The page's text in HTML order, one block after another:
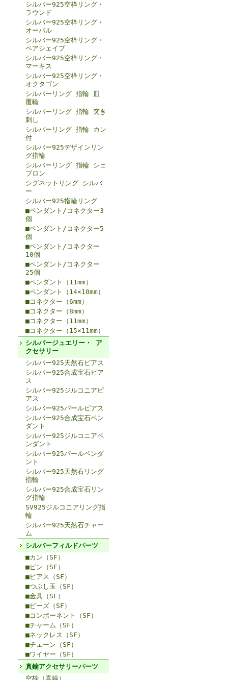
シルバー925空枠リング・
ラウンド
シルバー925空枠リング・
オーバル
シルバー925空枠リング・
ペアシェイプ
シルバー925空枠リング・
マーキス
シルバー925空枠リング・
オクタゴン
シルバーリング 指輪 皿
覆輪
シルバーリング 指輪 突き
刺し
シルバーリング 指輪 カン
付
シルバー925デザインリン
グ指輪
シルバーリング 指輪 シェ
ブロン
シグネットリング シルバ
ー
シルバー925指輪リング
■ペンダント/コネクター3
個
■ペンダント/コネクター5
個
■ペンダント/コネクター
10個
■ペンダント/コネクター
25個
■ペンダント（11mm）
■ペンダント（14×10mm）
■コネクター（6mm）
■コネクター（8mm）
■コネクター（11mm）
■コネクター（15×11mm）
シルバージュエリー・ ア
クセサリー
シルバー925天然石ピアス
シルバー925合成宝石ピア
ス
シルバー925ジルコニアピ
アス
シルバー925パールピアス
シルバー925合成宝石ペン
ダント
シルバー925ジルコニアペ
ンダント
シルバー925パールペンダ
ント
シルバー925天然石リング
指輪
シルバー925合成宝石リン
グ指輪
SV925ジルコニアリング指
輪
シルバー925天然石チャー
ム
シルバーフィルドパーツ
■カン（SF）
■ピン（SF）
■ピアス（SF）
■つぶし玉（SF）
■金具（SF）
■ビーズ（SF）
■コンポーネント（SF）
■チャーム（SF）
■ネックレス（SF）
■チェーン（SF）
■ワイヤー（SF）
真鍮アクセサリーパーツ
空枠（真鍮）